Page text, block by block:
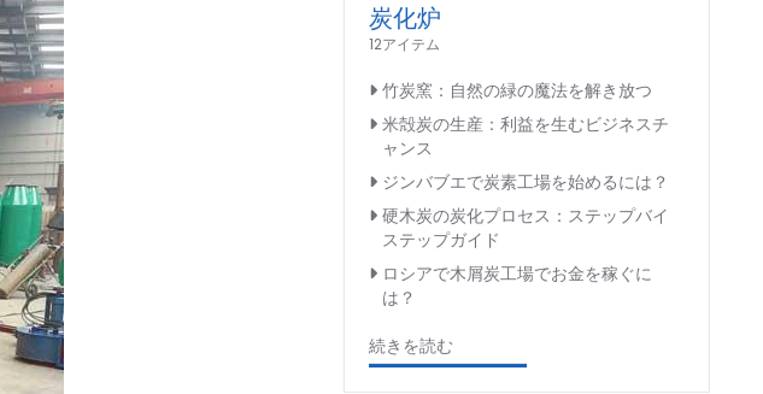
炭化炉
12アイテム
竹炭窯：自然の緑の魔法を解き放つ
米殻炭の生産：利益を生むビジネスチ
ャンス
ジンバブエで炭素工場を始めるには？
硬木炭の炭化プロセス：ステップバイ
ステップガイド
ロシアで木屑炭工場でお金を稼ぐに
は？
続きを読む